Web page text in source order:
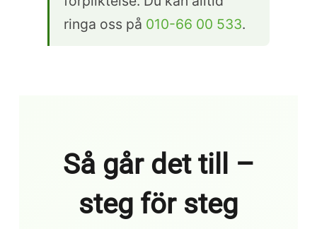
ringa oss på 010-66 00 533.
Så går det till –
steg för steg